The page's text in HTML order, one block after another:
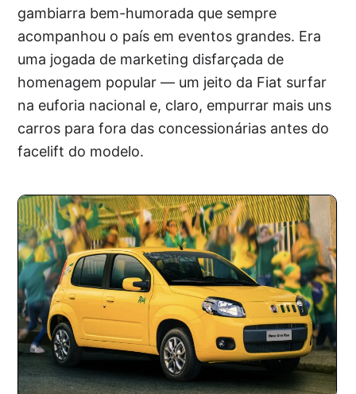
gambiarra bem-humorada que sempre
acompanhou o país em eventos grandes. Era
uma jogada de marketing disfarçada de
homenagem popular — um jeito da Fiat surfar
na euforia nacional e, claro, empurrar mais uns
carros para fora das concessionárias antes do
facelift do modelo.